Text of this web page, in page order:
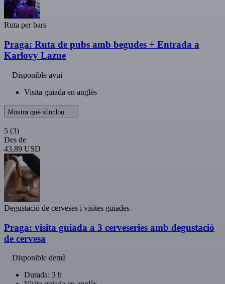
Ruta per bars
Praga: Ruta de pubs amb begudes + Entrada a
Karlovy Lazne
Disponible avui
Visita guiada en anglès
Mostra què s'inclou
5 (3)
Des de
43,89 USD
Degustació de cerveses i visites guiades
Praga: visita guiada a 3 cerveseries amb degustació
de cervesa
Disponible demà
Durada: 3 h